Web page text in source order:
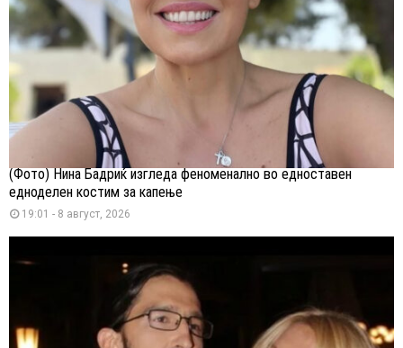
(Фото) Нина Бадриќ изгледа феноменално во едноставен
едноделен костим за капење
19:01 - 8 август, 2026